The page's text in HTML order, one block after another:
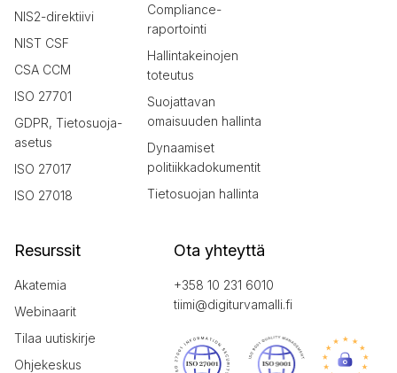
NIS2-direktiivi
NIST CSF
CSA CCM
ISO 27701
GDPR, Tietosuoja-
asetus
ISO 27017
ISO 27018
Compliance-
raportointi
Hallintakeinojen
toteutus
Suojattavan
omaisuuden hallinta
Dynaamiset
politiikkadokumentit
Tietosuojan hallinta
Resurssit
Akatemia
Webinaarit
Tilaa uutiskirje
Ohjekeskus
Ota yhteyttä
+358 10 231 6010
tiimi@digiturvamalli.fi